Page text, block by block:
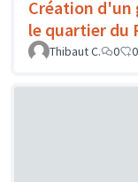
Création d'un
le quartier du
Thibaut C.
0 0